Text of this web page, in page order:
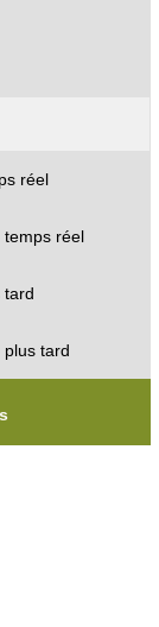
réel
temps réel
tard
plus tard